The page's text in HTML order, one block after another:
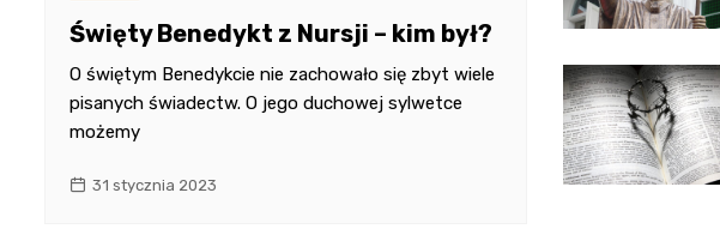
Święty Benedykt z Nursji – kim był?
O świętym Benedykcie nie zachowało się zbyt wiele
pisanych świadectw. O jego duchowej sylwetce
możemy
31 stycznia 2023